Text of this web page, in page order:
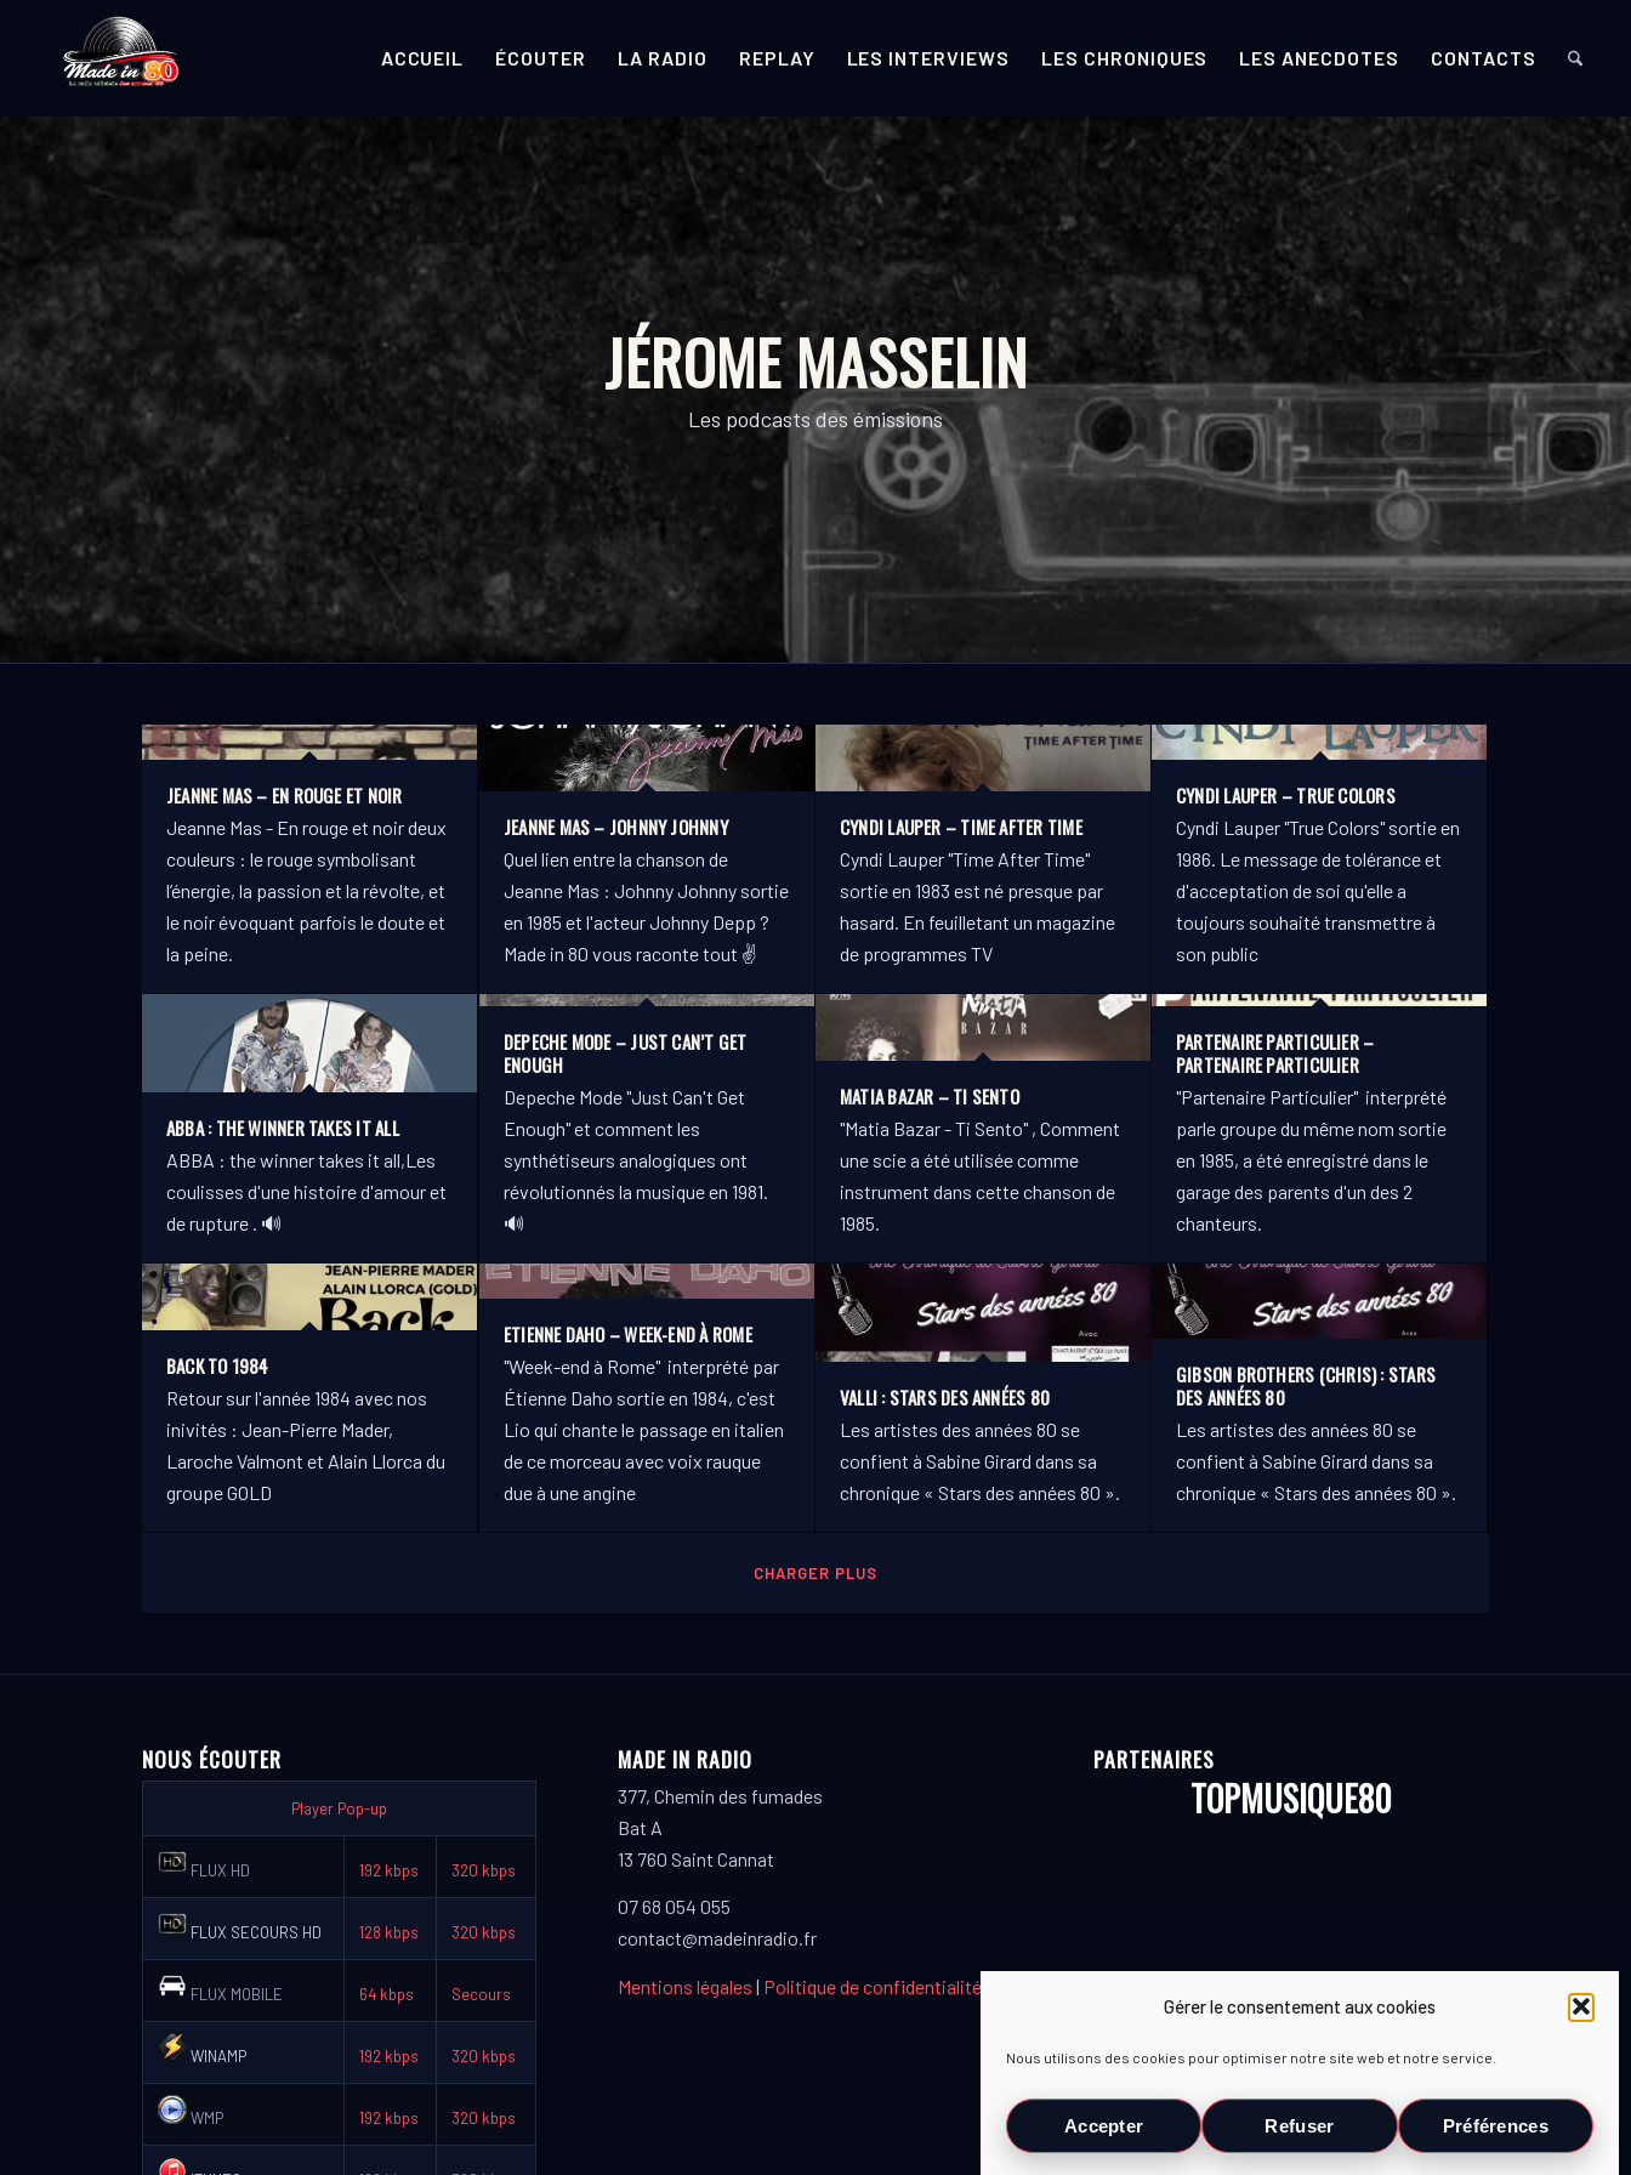
Gérer le consentement aux cookies
Nous utilisons des cookies pour optimiser notre site web et notre service.
Accepter Refuser Préférences
ACCUEIL ÉCOUTER LA RADIO REPLAY LES INTERVIEWS LES CHRONIQUES LES ANECDOTES CONTACTS
JÉROME MASSELIN
Les podcasts des émissions
JEANNE MAS – EN ROUGE ET NOIR
Jeanne Mas - En rouge et noir deux
couleurs : le rouge symbolisant
l’énergie, la passion et la révolte, et
le noir évoquant parfois le doute et
la peine.
JEANNE MAS – JOHNNY JOHNNY
Quel lien entre la chanson de
Jeanne Mas : Johnny Johnny sortie
en 1985 et l'acteur Johnny Depp ?
Made in 80 vous raconte tout ✌️
CYNDI LAUPER – TIME AFTER TIME
Cyndi Lauper "Time After Time"
sortie en 1983 est né presque par
hasard. En feuilletant un magazine
de programmes TV
CYNDI LAUPER – TRUE COLORS
Cyndi Lauper "True Colors" sortie en
1986. Le message de tolérance et
d'acceptation de soi qu'elle a
toujours souhaité transmettre à
son public
ABBA : THE WINNER TAKES IT ALL
ABBA : the winner takes it all,Les
coulisses d'une histoire d'amour et
de rupture . 🔊
DEPECHE MODE – JUST CAN’T GET
ENOUGH
Depeche Mode "Just Can't Get
Enough" et comment les
synthétiseurs analogiques ont
révolutionnés la musique en 1981.
🔊
MATIA BAZAR – TI SENTO
"Matia Bazar - Ti Sento" , Comment
une scie a été utilisée comme
instrument dans cette chanson de
1985.
PARTENAIRE PARTICULIER –
PARTENAIRE PARTICULIER
"Partenaire Particulier" interprété
parle groupe du même nom sortie
en 1985, a été enregistré dans le
garage des parents d'un des 2
chanteurs.
BACK TO 1984
Retour sur l'année 1984 avec nos
inivités : Jean-Pierre Mader,
Laroche Valmont et Alain Llorca du
groupe GOLD
ETIENNE DAHO – WEEK-END À ROME
"Week-end à Rome" interprété par
Étienne Daho sortie en 1984, c'est
Lio qui chante le passage en italien
de ce morceau avec voix rauque
due à une angine
VALLI : STARS DES ANNÉES 80
Les artistes des années 80 se
confient à Sabine Girard dans sa
chronique « Stars des années 80 ».
GIBSON BROTHERS (CHRIS) : STARS
DES ANNÉES 80
Les artistes des années 80 se
confient à Sabine Girard dans sa
chronique « Stars des années 80 ».
CHARGER PLUS
NOUS ÉCOUTER
Player Pop-up
FLUX HD 192 kbps 320 kbps
FLUX SECOURS HD 128 kbps 320 kbps
FLUX MOBILE 64 kbps Secours
WINAMP 192 kbps 320 kbps
WMP 192 kbps 320 kbps
MADE IN RADIO
377, Chemin des fumades
Bat A
13 760 Saint Cannat
07 68 054 055
contact@madeinradio.fr
Mentions légales | Politique de confidentialité
PARTENAIRES
TOPMUSIQUE80